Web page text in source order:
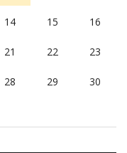
14 15 16
21 22 23
28 29 30